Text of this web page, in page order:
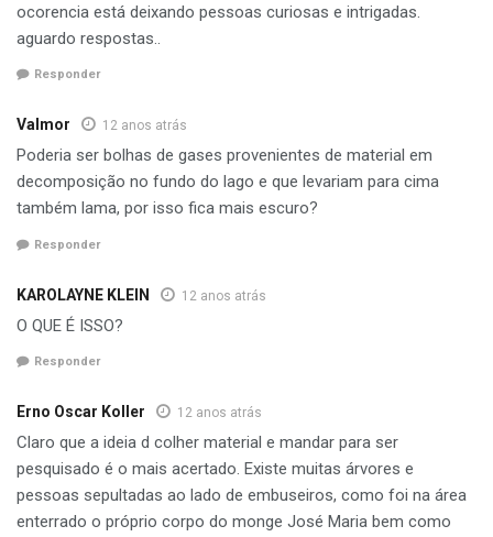
Na conversa preliminar com nossa reportagem ele
do lago. Ainda esta semana a Tractebel ficou de dar um
retorno ao Portal de Marcelino com uma resposta sobre o
fenômeno.
ocorencia está deixando pessoas curiosas e intrigadas.
aguardo respostas..
Responder
Valmor 12 anos atrás
Poderia ser bolhas de gases provenientes de material em
decomposição no fundo do lago e que levariam para cima
também lama, por isso fica mais escuro?
Responder
KAROLAYNE KLEIN 12 anos atrás
O QUE É ISSO?
Responder
Erno Oscar Koller 12 anos atrás
Claro que a ideia d colher material e mandar para ser
pesquisado é o mais acertado. Existe muitas árvores e
pessoas sepultadas ao lado de embuseiros, como foi na área
enterrado o próprio corpo do monge José Maria bem como